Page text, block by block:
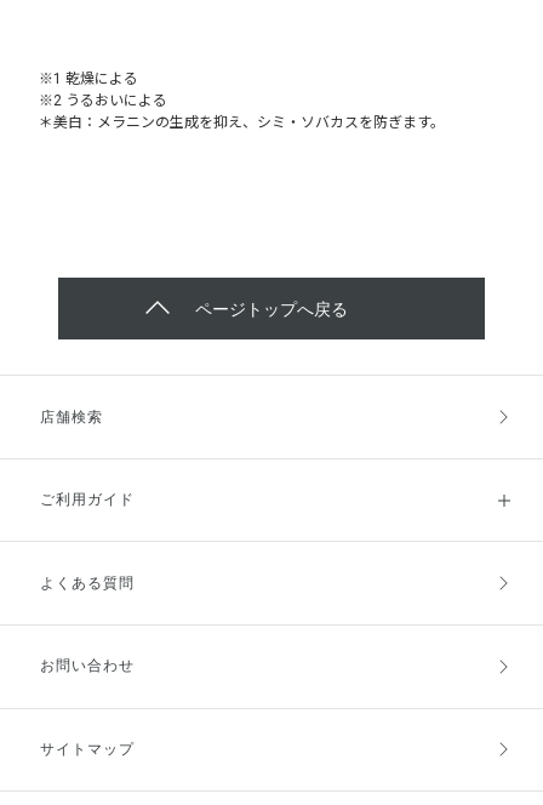
※1 乾燥による
※2 うるおいによる
＊美白：メラニンの生成を抑え、シミ・ソバカスを防ぎます。
ページトップへ戻る
店舗検索
ご利用ガイド
ご利用ガイドトップ
お支払方法
キャンセル・返品・交換
よくある質問
お問い合わせ
サイトマップ